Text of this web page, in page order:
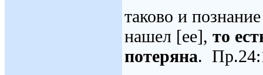
таково и
нашел [ее], то
потеряна.